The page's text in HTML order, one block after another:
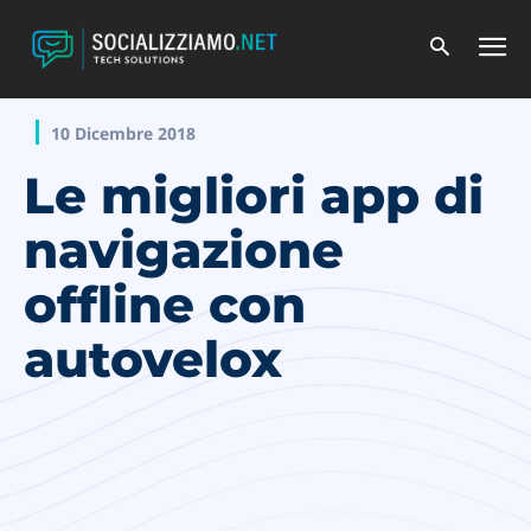
10 Dicembre 2018
Le migliori app di
navigazione
offline con
autovelox